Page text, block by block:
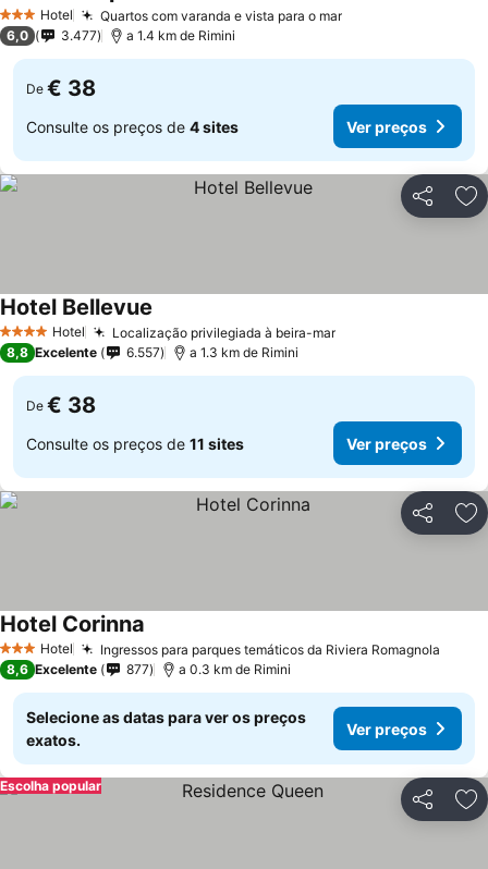
3 EstrelasHotel Quartos com varanda e vista para o mar
6,0 3.477 a 1.4 km de Rimini
De € 38
Consulte os preços de 4 sites Ver preços
Partilhar
4 EstrelasHotel Localização privilegiada à beira-mar
Hotel Bellevue
8,8 Excelente 6.557 a 1.3 km de Rimini
De € 38
Consulte os preços de 11 sites Ver preços
Partilhar
3 EstrelasHotel Ingressos para parques temáticos da Riviera Romagnola
Hotel Corinna
8,6 Excelente 877 a 0.3 km de Rimini
Selecione as datas para ver os preços
exatos.
Ver preços
Partilhar
Escolha popular